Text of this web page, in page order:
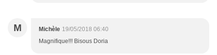
M Michèle 19/05/2018 06:40
Magnifique!!! Bisous Doria